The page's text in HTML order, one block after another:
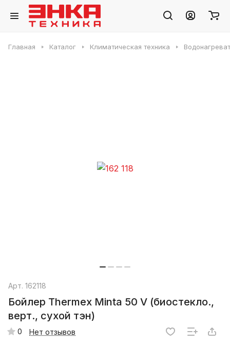
Главная Каталог Климатическая техника
Арт. 162118
Бойлер Thermex Minta 50 V (биостекло.,
верт., сухой тэн)
0 Нет отзывов